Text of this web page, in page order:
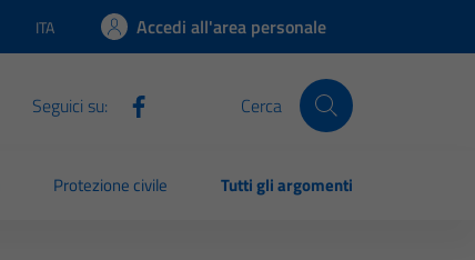
Lingua attiva:
ITA Accedi all'area personale
Seguici su: Cerca
Protezione civile Tutti gli argomenti